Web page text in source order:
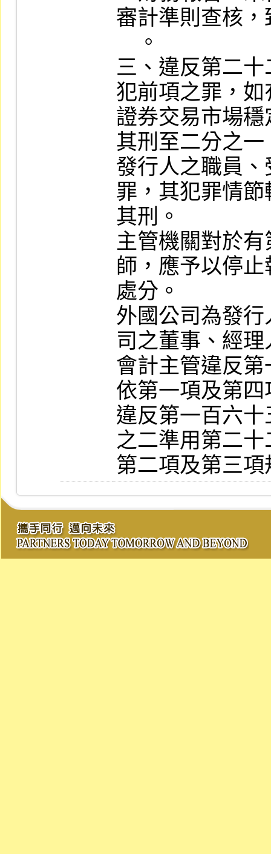
審計準則查核
三、違反第二
犯前項之罪，
證券交易市場
其刑至二分之一
發行人之職員
罪，其犯罪情
其刑。
主管機關對於
師，應予以停
處分。
外國公司為發
司之董事、經
會計主管違反
依第一項及第
違反第一百六
之二準用第二
第二項及第三